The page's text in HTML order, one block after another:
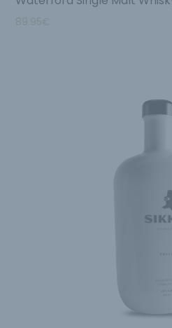
89.95€